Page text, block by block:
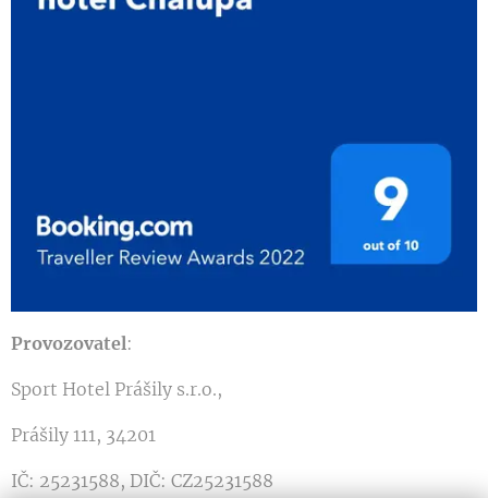
Provozovatel:
Sport Hotel Prášily s.r.o.,
Prášily 111, 34201
IČ: 25231588, DIČ: CZ25231588